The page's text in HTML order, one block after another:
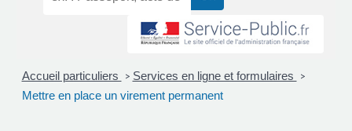
Accueil particuliers > Services en ligne et formulaires >
Mettre en place un virement permanent